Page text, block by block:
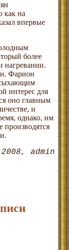
как на
впервые
более
нагревании.
Фарион
интерес для
оно главным
и
однако, им
производятся
admin